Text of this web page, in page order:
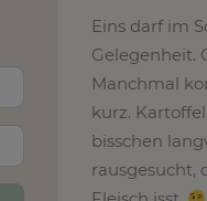
Eins darf im
Gelegenheit.
Manchmal
kurz.
bisschen
rausgesucht,